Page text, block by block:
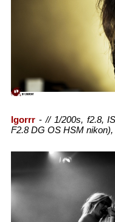
Igorrr-// 1/200s, f2.8,
F2.8 DG OS HSM